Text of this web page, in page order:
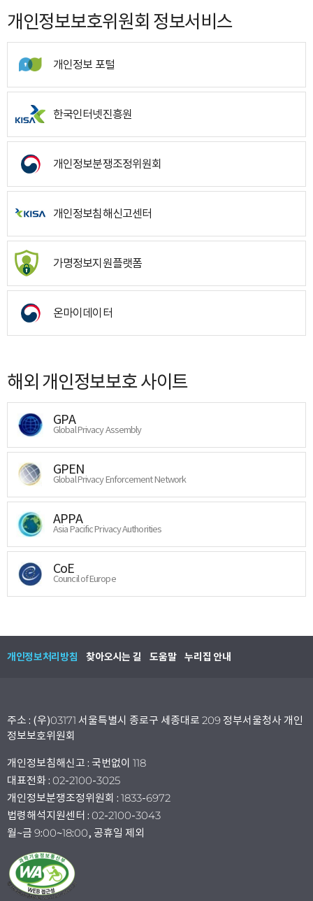
개인정보보호위원회 정보서비스
개인정보 포털
한국인터넷진흥원
개인정보분쟁조정위원회
개인정보침해신고센터
가명정보지원플랫폼
온마이데이터
해외 개인정보보호 사이트
GPA
Global Privacy Assembly
GPEN
Global Privacy Enforcement Network
APPA
Asia Pacific Privacy Authorities
CoE
Council of Europe
개인정보처리방침 찾아오시는 길 도움말 누리집 안내
주소 : (우)03171 서울특별시 종로구 세종대로 209 정부서울청사 개인
정보보호위원회
개인정보침해신고 : 국번없이 118
대표전화 : 02-2100-3025
개인정보분쟁조정위원회 : 1833-6972
법령해석지원센터 : 02-2100-3043
월~금 9:00~18:00, 공휴일 제외